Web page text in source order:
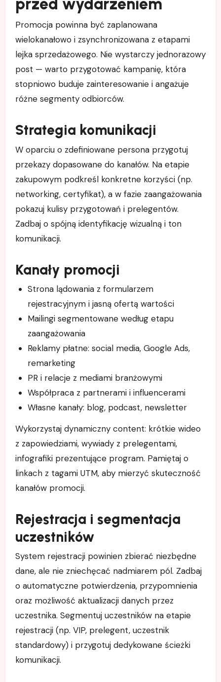
przed wydarzeniem
Promocja powinna być zaplanowana
wielokanałowo i zsynchronizowana z etapami
lejka sprzedażowego. Nie wystarczy jednorazowy
post — warto przygotować kampanię, która
stopniowo buduje zainteresowanie i angażuje
różne segmenty odbiorców.
Strategia komunikacji
W oparciu o zdefiniowane persona przygotuj
przekazy dopasowane do kanałów. Na etapie
zakupowym podkreśl konkretne korzyści (np.
networking, certyfikat), a w fazie zaangażowania
pokazuj kulisy przygotowań i prelegentów.
Zadbaj o spójną identyfikację wizualną i ton
komunikacji.
Kanały promocji
Strona lądowania z formularzem
rejestracyjnym i jasną ofertą wartości
Mailingi segmentowane według etapu
zaangażowania
Reklamy płatne: social media, Google Ads,
remarketing
PR i relacje z mediami branżowymi
Współpraca z partnerami i influencerami
Własne kanały: blog, podcast, newsletter
Wykorzystaj dynamiczny content: krótkie wideo
z zapowiedziami, wywiady z prelegentami,
infografiki prezentujące program. Pamiętaj o
linkach z tagami UTM, aby mierzyć skuteczność
kanałów promocji.
Rejestracja i segmentacja
uczestników
System rejestracji powinien zbierać niezbędne
dane, ale nie zniechęcać nadmiarem pól. Zadbaj
o automatyczne potwierdzenia, przypomnienia
oraz możliwość aktualizacji danych przez
uczestnika. Segmentuj uczestników na etapie
rejestracji (np. VIP, prelegent, uczestnik
standardowy) i przygotuj dedykowane ścieżki
komunikacji.